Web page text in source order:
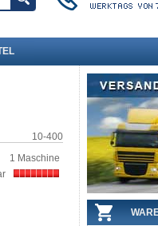
10-400
1 Maschine